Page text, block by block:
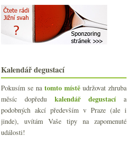
►února
▼ ledna (22)
Biodynamicky ryzlinkový souboj
Obarvená voda & nebezpečný
Pět panáků a pakárna s kamerami v
lihovarnictví
Fajn dostupné Bordeaux a
ambiciózní druhé víno
Riesling Schlossreben ve čtyřech
ročnících
Salon oranžových vín 2014
Nejlepší víno v životě
Kalendář degustací
Pokusím se na tomto místě udržovat zhruba
měsíc dopředu kalendář degustacía
podobných akcí především v Praze (ale i
jinde), uvítám Vaše tipy na zapomenuté
události!